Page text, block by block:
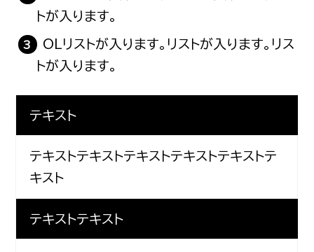
トが入ります。
OLリストが入ります。リストが入ります。リス
トが入ります。
テキスト
テキストテキストテキストテキストテキストテ
キスト
テキストテキスト